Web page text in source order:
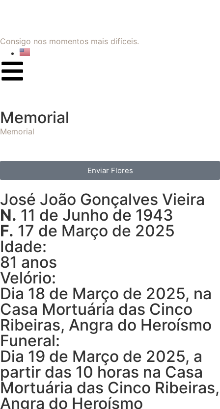
Consigo nos momentos mais difíceis.
Memorial
Memorial
Enviar Flores
José João Gonçalves Vieira
N. 11 de Junho de 1943
F. 17 de Março de 2025
Idade:
81 anos
Velório:
Dia 18 de Março de 2025, na
Casa Mortuária das Cinco
Ribeiras, Angra do Heroísmo
Funeral:
Dia 19 de Março de 2025, a
partir das 10 horas na Casa
Mortuária das Cinco Ribeiras,
Angra do Heroísmo